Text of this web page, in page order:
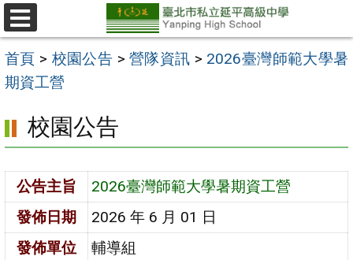
跳
至
主
要
區
選
單
首頁 > 校園公告 > 營隊資訊 > 2026臺灣師範大學暑
期資工營
校園公告
公告主旨
2026臺灣師範大學暑期資工營
發佈日期
2026 年 6 月 01 日
發佈單位
輔導組